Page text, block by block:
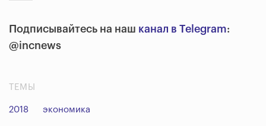
Подписывайтесь на наш канал в Telegram:
@incnews
ТЕМЫ
2018 экономика